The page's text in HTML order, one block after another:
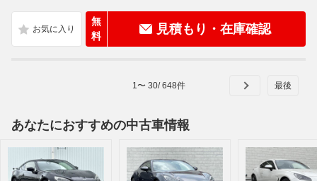
無
料
見積もり・在庫確認
1 〜 30/648件
あなたにおすすめの中古車情報